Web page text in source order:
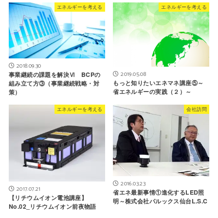
エネルギーを考える
2018.09.30
事業継続の課題を解決Ⅵ BCPの
組み立て方③（事業継続戦略・対
策）
エネルギーを考える
2019.05.08
もっと知りたいエネマネ講座⑤～
省エネルギーの実践（２）～
エネルギーを考える
2017.07.21
【リチウムイオン電池講座】
No.02_リチウムイオン前夜物語
会社訪問
2016.03.23
省エネ最新事情①進化するLED照
明～株式会社パルックス仙台L.S.C